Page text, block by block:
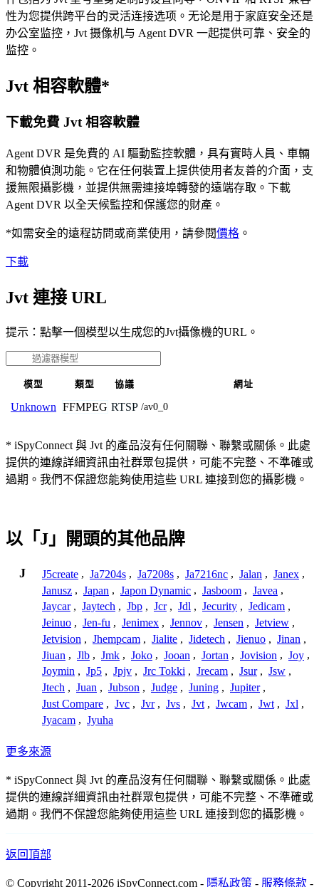
性为您提供跨平台的灵活连接选项。无论是用于家庭安全还是
办公室监控，Jvt 摄像机与 Agent DVR 一起提供可靠、安全的
监控。
Jvt 相容軟體*
下載免費 Jvt 相容軟體
Agent DVR 是免費的 AI 驅動監控軟體，具有實時人員、車輛
和物體偵測功能。它在任何裝置上提供使用者友善的介面，支
援無限攝影機，並提供無需連接埠轉發的遠端存取。下載
Agent DVR 以全天候監控和保護您的財產。
*如需安全的遠程訪問或商業使用，請參閱價格 。
下載
Jvt 連接 URL
提示：點擊一個模型以生成您的Jvt攝像機的URL。
模型 類型 協議 網址
Unknown FFMPEG RTSP /av0_0
* iSpyConnect 與 Jvt 的產品沒有任何關聯、聯繫或關係。此處
提供的連線詳細資訊由社群眾包提供，可能不完整、不準確或
過期。我們不保證您能夠使用這些 URL 連接到您的攝影機。
以「J」開頭的其他品牌
J J5create , Ja7204s , Ja7208s , Ja7216nc , Jalan , Janex ,
Janusz , Japan , Japon Dynamic , Jasboom , Javea ,
Jaycar , Jaytech , Jbp , Jcr , Jdl , Jecurity , Jedicam ,
Jeinuo , Jen-fu , Jenimex , Jennov , Jensen , Jetview ,
Jetvision , Jhempcam , Jialite , Jidetech , Jienuo , Jinan ,
Jiuan , Jlb , Jmk , Joko , Jooan , Jortan , Jovision , Joy ,
Joymin , Jp5 , Jpjv , Jrc Tokki , Jrecam , Jsur , Jsw ,
Jtech , Juan , Jubson , Judge , Juning , Jupiter ,
Just Compare , Jvc , Jvr , Jvs , Jvt , Jwcam , Jwt , Jxl ,
Jyacam , Jyuha
更多來源
* iSpyConnect 與 Jvt 的產品沒有任何關聯、聯繫或關係。此處
提供的連線詳細資訊由社群眾包提供，可能不完整、不準確或
過期。我們不保證您能夠使用這些 URL 連接到您的攝影機。
返回頂部
© Copyright 2011-2026 iSpyConnect.com - 隱私政策 - 服務條款 -